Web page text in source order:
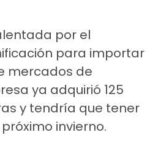
por el
para importar
mercados de
ya adquirió 125
y tendría que tener
invierno.